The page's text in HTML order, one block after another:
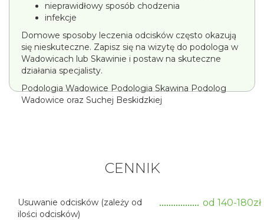
nieprawidłowy sposób chodzenia
infekcje
Domowe sposoby leczenia odcisków często okazują
się nieskuteczne. Zapisz się na wizytę do podologa w
Wadowicach lub Skawinie i postaw na skuteczne
działania specjalisty.
Podologia Wadowice Podologia Skawina Podolog
Wadowice oraz Suchej Beskidzkiej
CENNIK
Usuwanie odcisków (zależy od
ilości odcisków)
od 140-180zł